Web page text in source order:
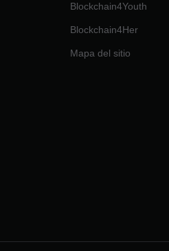
Blockchain4Youth
Blockchain4Her
Mapa del sitio